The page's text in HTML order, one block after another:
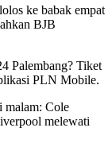
ke babak empat
BJB
Palembang? Tiket
PLN Mobile.
malam: Cole
melewati